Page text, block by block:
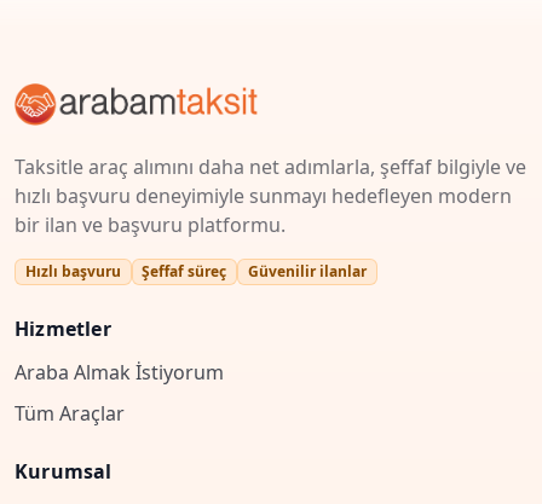
Taksitle araç alımını daha net adımlarla, şeffaf bilgiyle ve
hızlı başvuru deneyimiyle sunmayı hedefleyen modern
bir ilan ve başvuru platformu.
Hızlı başvuru Şeffaf süreç Güvenilir ilanlar
Hizmetler
Araba Almak İstiyorum
Tüm Araçlar
Kurumsal